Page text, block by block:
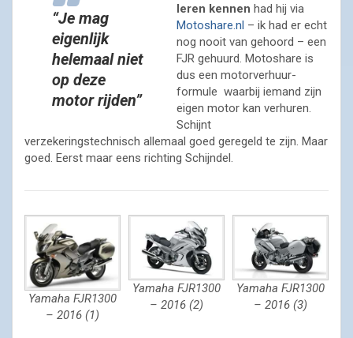
“Je mag
eigenlijk
helemaal niet
op deze
motor rijden”
leren kennen had hij via
Motoshare.nl – ik had er echt
nog nooit van gehoord – een
FJR gehuurd. Motoshare is
dus een motorverhuur-
formule waarbij iemand zijn
eigen motor kan verhuren.
Schijnt
verzekeringstechnisch allemaal goed geregeld te zijn. Maar
goed. Eerst maar eens richting Schijndel.
Yamaha FJR1300
– 2016 (1)
Yamaha FJR1300
– 2016 (2)
Yamaha FJR1300
– 2016 (3)